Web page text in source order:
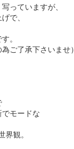
っていますが、
で、
。
ご了承下さいませ）
モードな
観。